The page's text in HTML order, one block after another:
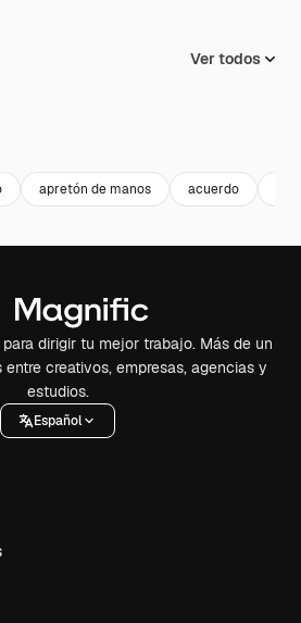
Ver todos
apretón de manos acuerdo
dirigir tu mejor trabajo. Más de un
creativos, empresas, agencias y
estudios.
Español